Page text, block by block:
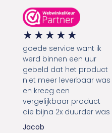
★ ★ ★ ★ ★
goede service want ik
werd binnen een uur
gebeld dat het product
niet meer leverbaar was
en kreeg een
vergelijkbaar product
die bijna 2x duurder was
Jacob